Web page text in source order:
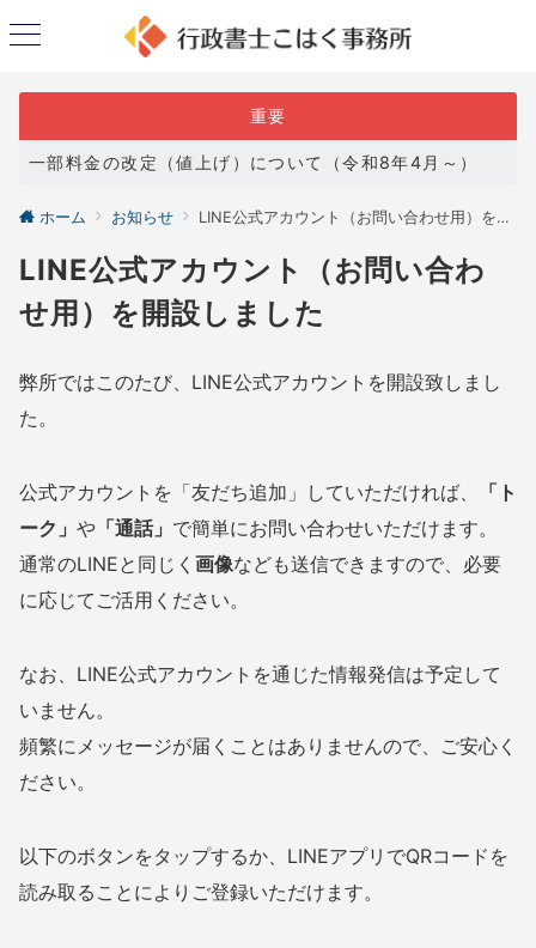
重要
一部料金の改定（値上げ）について（令和8年4月～）
ホーム お知らせ LINE公式アカウント（お問い合わせ用）を開設しました
LINE公式アカウント（お問い合わ
せ用）を開設しました
弊所ではこのたび、LINE公式アカウントを開設致しまし
た。
公式アカウントを「友だち追加」していただければ、
「ト
ーク」 や 「通話」 で簡単にお問い合わせいただけます。
通常のLINEと同じく 画像なども送信できますので、必要
に応じてご活用ください。
なお、LINE公式アカウントを通じた情報発信は予定して
いません。
頻繁にメッセージが届くことはありませんので、ご安心く
ださい。
以下のボタンをタップするか、LINEアプリでQRコードを
読み取ることによりご登録いただけます。